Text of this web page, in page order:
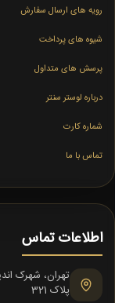
رویه های ارسال سفارش
شیوه های پرداخت
پرسش های متداول
درباره لوستر سنتر
شماره کارت
تماس با ما
اطلاعات تماس
پلاک 321